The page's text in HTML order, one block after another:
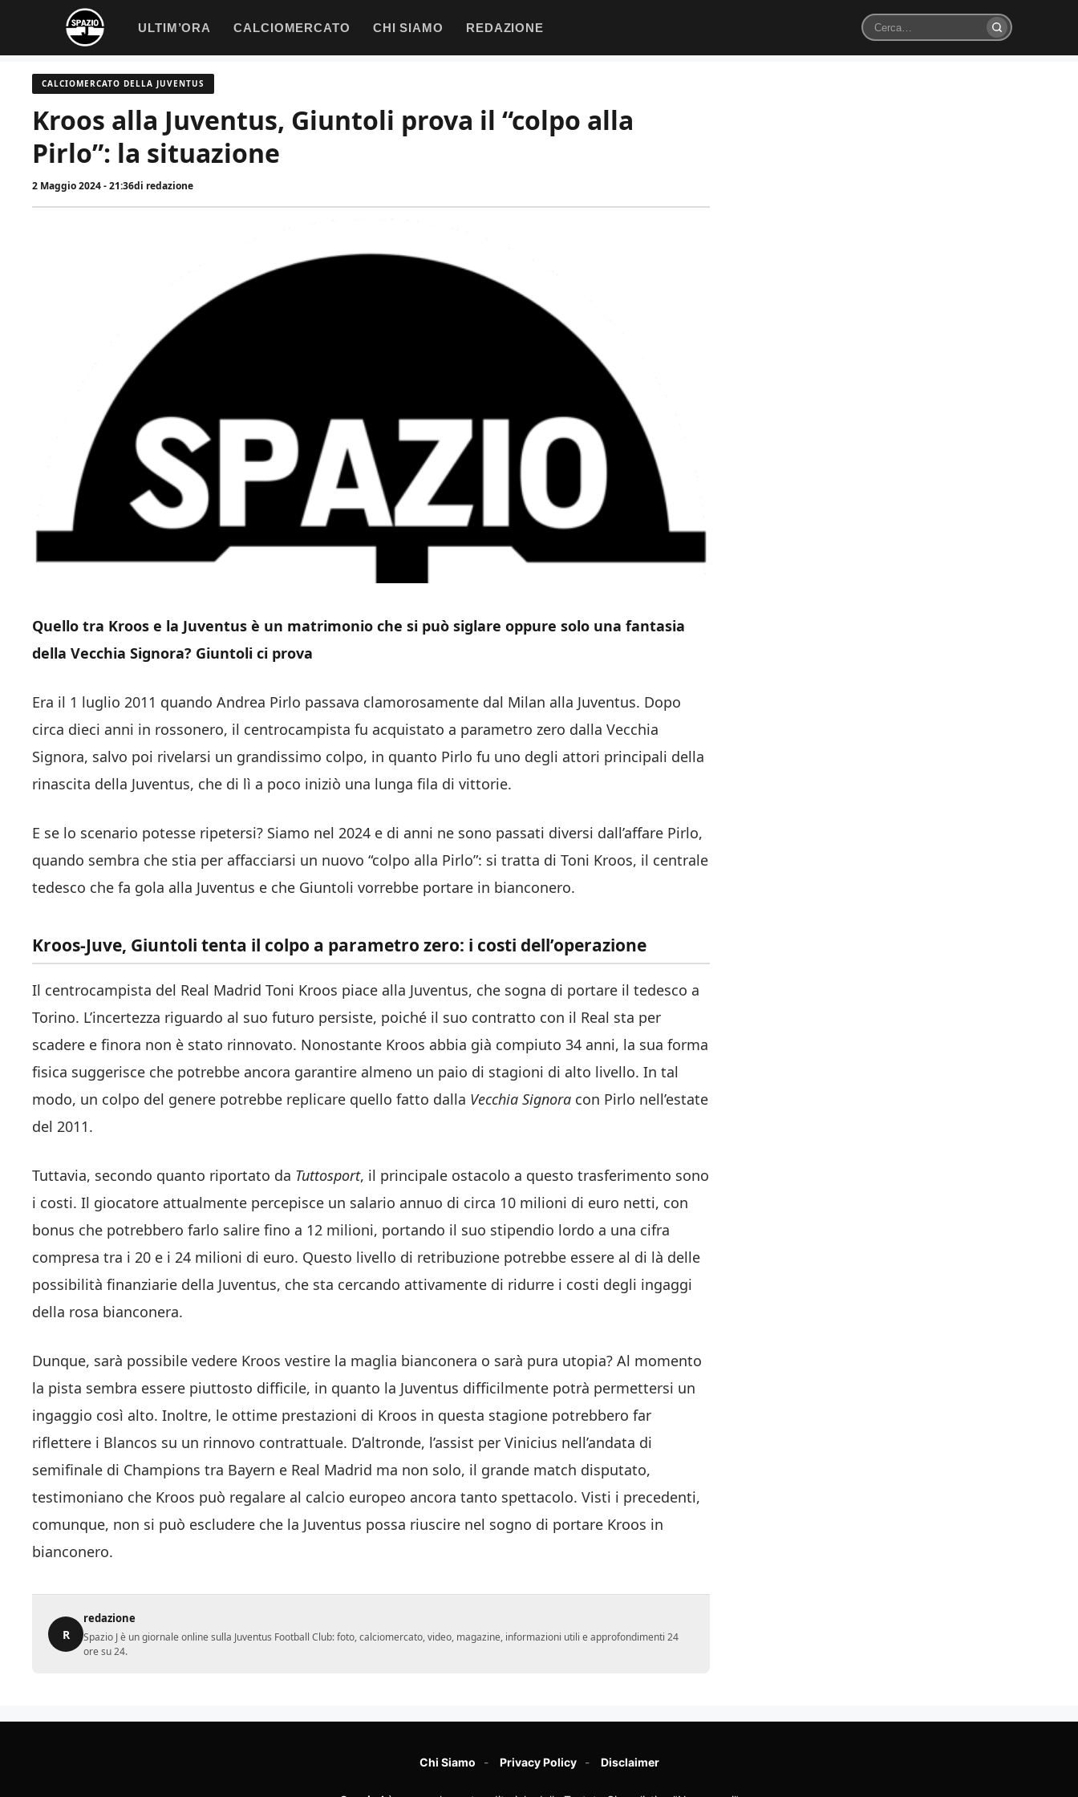
contenuto
ULTIM’ORA CALCIOMERCATO CHI SIAMO REDAZIONE
Cerca
CALCIOMERCATO DELLA JUVENTUS
Kroos alla Juventus, Giuntoli prova il “colpo alla
Pirlo”: la situazione
2 Maggio 2024 - 21:36di redazione
Quello tra Kroos e la Juventus è un matrimonio che si può siglare oppure solo una fantasia
della Vecchia Signora? Giuntoli ci prova
Era il 1 luglio 2011 quando Andrea Pirlo passava clamorosamente dal Milan alla Juventus. Dopo
circa dieci anni in rossonero, il centrocampista fu acquistato a parametro zero dalla Vecchia
Signora, salvo poi rivelarsi un grandissimo colpo, in quanto Pirlo fu uno degli attori principali della
rinascita della Juventus, che di lì a poco iniziò una lunga fila di vittorie.
E se lo scenario potesse ripetersi? Siamo nel 2024 e di anni ne sono passati diversi dall’affare Pirlo,
quando sembra che stia per affacciarsi un nuovo “colpo alla Pirlo”: si tratta di Toni Kroos, il centrale
tedesco che fa gola alla Juventus e che Giuntoli vorrebbe portare in bianconero.
Kroos-Juve, Giuntoli tenta il colpo a parametro zero: i costi dell’operazione
Il centrocampista del Real Madrid Toni Kroos piace alla Juventus, che sogna di portare il tedesco a
Torino. L’incertezza riguardo al suo futuro persiste, poiché il suo contratto con il Real sta per
scadere e finora non è stato rinnovato. Nonostante Kroos abbia già compiuto 34 anni, la sua forma
fisica suggerisce che potrebbe ancora garantire almeno un paio di stagioni di alto livello. In tal
modo, un colpo del genere potrebbe replicare quello fatto dalla Vecchia Signora con Pirlo nell’estate
del 2011.
Tuttavia, secondo quanto riportato da Tuttosport, il principale ostacolo a questo trasferimento sono
i costi. Il giocatore attualmente percepisce un salario annuo di circa 10 milioni di euro netti, con
bonus che potrebbero farlo salire fino a 12 milioni, portando il suo stipendio lordo a una cifra
compresa tra i 20 e i 24 milioni di euro. Questo livello di retribuzione potrebbe essere al di là delle
possibilità finanziarie della Juventus, che sta cercando attivamente di ridurre i costi degli ingaggi
della rosa bianconera.
Dunque, sarà possibile vedere Kroos vestire la maglia bianconera o sarà pura utopia? Al momento
la pista sembra essere piuttosto difficile, in quanto la Juventus difficilmente potrà permettersi un
ingaggio così alto. Inoltre, le ottime prestazioni di Kroos in questa stagione potrebbero far
riflettere i Blancos su un rinnovo contrattuale. D’altronde, l’assist per Vinicius nell’andata di
semifinale di Champions tra Bayern e Real Madrid ma non solo, il grande match disputato,
testimoniano che Kroos può regalare al calcio europeo ancora tanto spettacolo. Visti i precedenti,
comunque, non si può escludere che la Juventus possa riuscire nel sogno di portare Kroos in
bianconero.
R
redazione
Spazio J è un giornale online sulla Juventus Football Club: foto, calciomercato, video, magazine, informazioni utili e approfondimenti 24
ore su 24.
Chi Siamo Privacy Policy Disclaimer